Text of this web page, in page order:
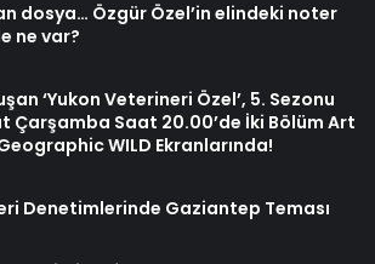
dosya… Özgür Özel’in elindeki noter
ne var?
‘Yukon Veterineri Özel’, 5. Sezonu
Çarşamba Saat 20.00’de İki Bölüm Art
WILD Ekranlarında!
Denetimlerinde Gaziantep Teması